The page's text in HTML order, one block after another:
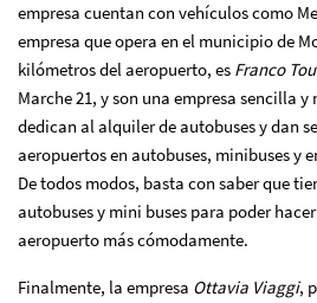
empresa cuentan con vehículos como
empresa que opera en el municipio de
kilómetros del aeropuerto, es Franco
Marche 21, y son una empresa sencilla
dedican al alquiler de autobuses y dan
aeropuertos en autobuses, minibuses y
De todos modos, basta con saber que
autobuses y mini buses para poder
aeropuerto más cómodamente.
Finalmente, la empresa Ottavia Viaggi,